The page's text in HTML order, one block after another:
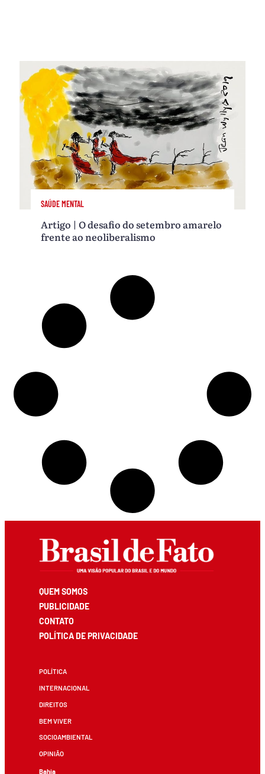
SAÚDE MENTAL
Artigo | O desafio do setembro amarelo
frente ao neoliberalismo
QUEM SOMOS
PUBLICIDADE
CONTATO
POLÍTICA DE PRIVACIDADE
POLÍTICA
INTERNACIONAL
DIREITOS
BEM VIVER
SOCIOAMBIENTAL
OPINIÃO
Bahia